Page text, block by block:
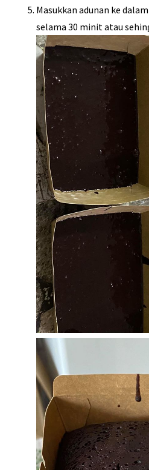
Masukkan adunan ke
selama 30 minit atau